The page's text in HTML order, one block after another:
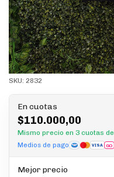
SKU: 2832
En cuotas
$110.000,00
Mismo precio en 3 cuotas de
Medios de pago VISA GO
Mejor precio